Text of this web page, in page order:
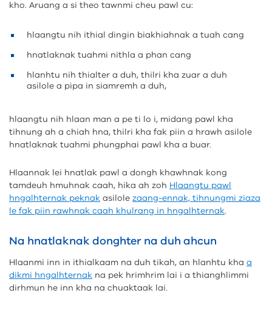
kho. Aruang a si theo tawnmi cheu pawl cu:
hlaangtu nih ithial dingin biakhiahnak a tuah cang
hnatlaknak tuahmi nithla a phan cang
hlanhtu nih thialter a duh, thilri kha zuar a duh
asilole a pipa in siamremh a duh,
hlaangtu nih hlaan man a pe ti lo i, midang pawl kha
tihnung ah a chiah hna, thilri kha fak piin a hrawh asilole
hnatlaknak tuahmi phungphai pawl kha a buar.
Hlaannak lei hnatlak pawl a dongh khawhnak kong
tamdeuh hmuhnak caah, hika ah zoh Hlaangtu pawl
hngalhternak peknak asilole zaang-ennak, tihnungmi ziaza
le fak piin rawhnak caah khulrang in hngalhternak.
Na hnatlaknak donghter na duh ahcun
Hlaanmi inn in ithialkaam na duh tikah, an hlanhtu kha a
dikmi hngalhternak na pek hrimhrim lai i a thianghlimmi
dirhmun he inn kha na chuaktaak lai.